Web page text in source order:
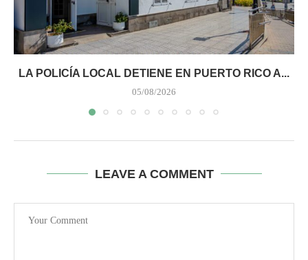
LA POLICÍA LOCAL DETIENE EN PUERTO RICO A...
05/08/2026
LEAVE A COMMENT